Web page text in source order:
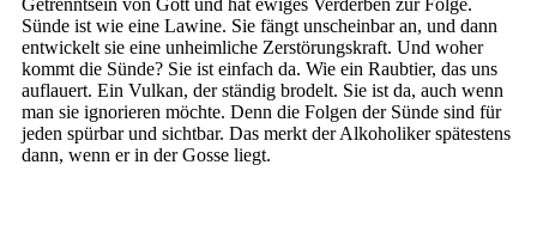
Getrenntsein von Gott und hat ewiges Verderben zur Folge.
Sünde ist wie eine Lawine. Sie fängt unscheinbar an, und dann
entwickelt sie eine unheimliche Zerstörungskraft. Und woher
kommt die Sünde? Sie ist einfach da. Wie ein Raubtier, das uns
auflauert. Ein Vulkan, der ständig brodelt. Sie ist da, auch wenn
man sie ignorieren möchte. Denn die Folgen der Sünde sind für
jeden spürbar und sichtbar. Das merkt der Alkoholiker spätestens
dann, wenn er in der Gosse liegt.